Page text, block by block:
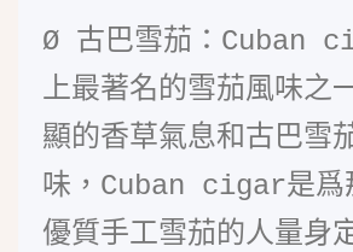
Ø 古巴雪茄：Cuban
上最著名的雪茄風味之
顯的香草氣息和古巴雪
味，Cuban cigar是爲
優質手工雪茄的人量身